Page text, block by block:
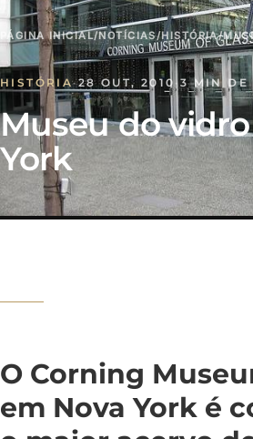
PÁGINA INICIAL/NOTÍCIAS/HISTÓRIA/
HISTÓRIA·28 OUT, 2010 ·3 MIN DE
Museu do
York
O Corning
em Nova York é